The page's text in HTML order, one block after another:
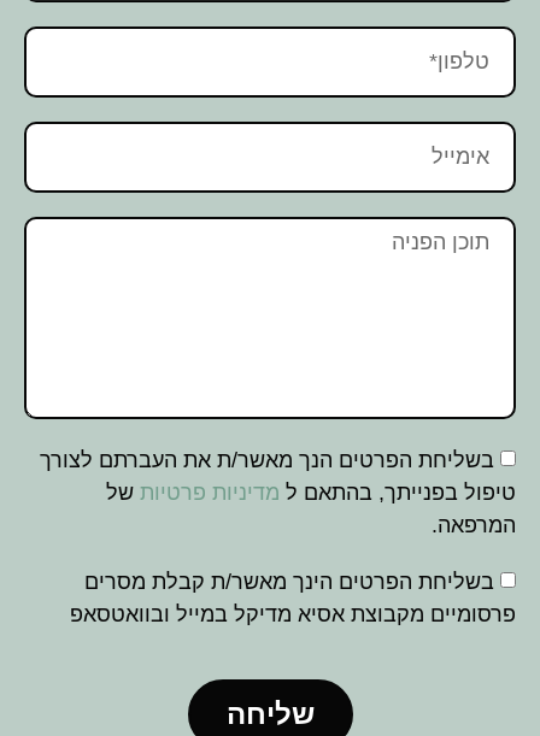
בשליחת הפרטים הנך מאשר/ת את העברתם לצורך
טיפול בפנייתך, בהתאם ל מדיניות פרטיות של
המרפאה.
בשליחת הפרטים הינך מאשר/ת קבלת מסרים
פרסומיים מקבוצת אסיא מדיקל במייל ובוואטסאפ
שליחה